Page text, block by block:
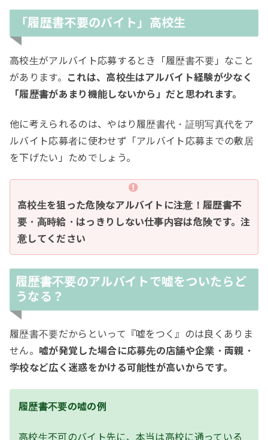
「履歴書不要のバイト」高校生
高校生がアルバイト応募するとき「履歴書不要」なこと
があります。 これは、高校生はアルバイト経験が少なく
「履歴書があまり機能しないから」だと思われます。
他に考えられるのは、やはり履歴書代・証明写真代をア
ルバイト応募者に使わせず「アルバイト応募までの敷居
を下げたい」ためでしょう。
高校生を狙った危険なアルバイトに注意！履歴書不
要・高時給・はっきりしない仕事内容は危険です。注
意してください
履歴書不要のアルバイトで嘘をついたらど
うなる？
履歴書不要だからといって『嘘をつく』のは良くありま
せん。 嘘が発覚した場合に応募先の店舗や企業・両親・
学校など広く迷惑をかける可能性が高いからです。
履歴書不要の嘘の例
高校生不可のバイト先に、本当は高校に通っている